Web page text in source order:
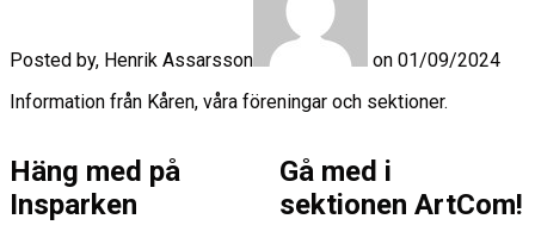
Posted by, Henrik Assarsson
on 01/09/2024
Information från Kåren, våra föreningar och sektioner.
Häng med på
Insparken
Gå med i
sektionen ArtCom!